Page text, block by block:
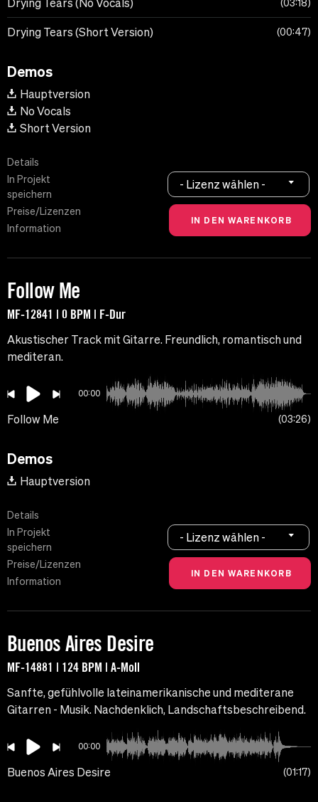
Drying Tears (No Vocals) 03:18
Drying Tears (Short Version) 00:47
Demos
Hauptversion
No Vocals
Short Version
Details
In Projekt
speichern
Preise/Lizenzen
Information
- Lizenz wählen -
Follow Me
MF-12841 | 0 BPM | F-Dur
Akustischer Track mit Gitarre. Freundlich, romantisch und
mediteran.
00:00
Follow Me 03:26
Demos
Hauptversion
Details
In Projekt
speichern
Preise/Lizenzen
Information
- Lizenz wählen -
Buenos Aires Desire
MF-14881 | 124 BPM | A-Moll
Sanfte, gefühlvolle lateinamerikanische und mediterane
Gitarren - Musik. Nachdenklich, Landschaftsbeschreibend.
00:00
Buenos Aires Desire 01:17